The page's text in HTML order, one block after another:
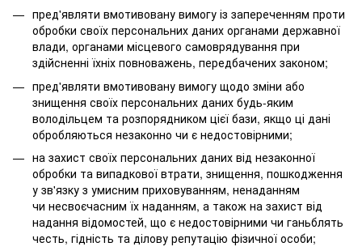
пред'являти вмотивовану вимогу із запереченням проти
обробки своїх персональних даних органами державної
влади, органами місцевого самоврядування при
здійсненні їхніх повноважень, передбачених законом;
пред'являти вмотивовану вимогу щодо зміни або
знищення своїх персональних даних будь-яким
володільцем та розпорядником цієї бази, якщо ці дані
обробляються незаконно чи є недостовірними;
на захист своїх персональних даних від незаконної
обробки та випадкової втрати, знищення, пошкодження
у зв'язку з умисним приховуванням, ненаданням
чи несвоєчасним їх наданням, а також на захист від
надання відомостей, що є недостовірними чи ганьблять
честь, гідність та ділову репутацію фізичної особи;